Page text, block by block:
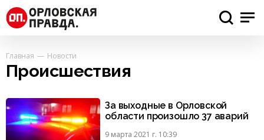
Главная Новости
Происшествия
За выходные в Орловской
области произошло 37 аварий
9 марта 2021 г. 10:39